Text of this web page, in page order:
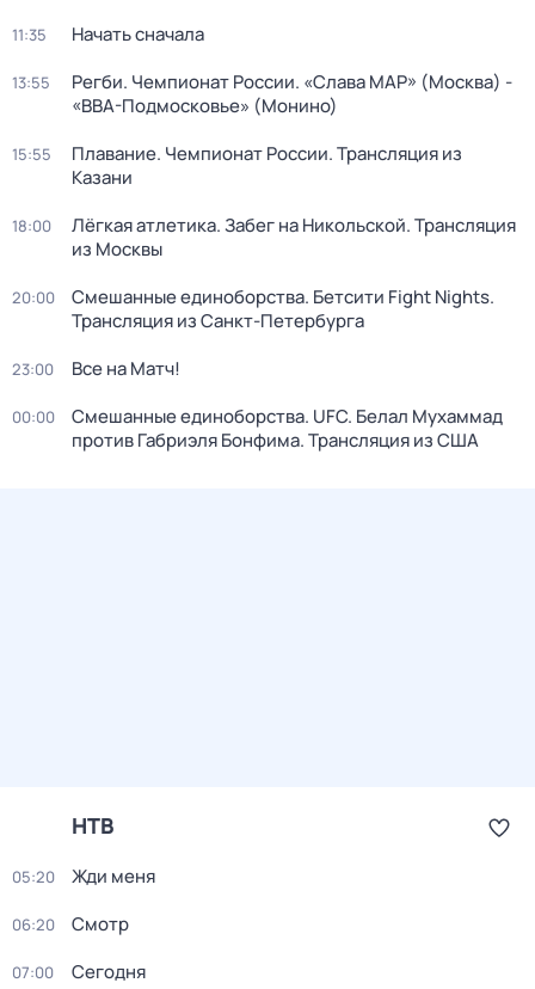
11:35 Начать сначала
13:55
Регби. Чемпионат России. «Слава МАР» (Москва) -
«ВВА-Подмосковье» (Монино)
15:55
Плавание. Чемпионат России. Трансляция из
Казани
18:00
Лёгкая атлетика. Забег на Никольской. Трансляция
из Москвы
20:00
Смешанные единоборства. Бетсити Fight Nights.
Трансляция из Санкт-Петербурга
23:00 Все на Матч!
00:00
Смешанные единоборства. UFC. Белал Мухаммад
против Габриэля Бонфима. Трансляция из США
НТВ
05:20 Жди меня
06:20 Смотр
07:00 Сегодня